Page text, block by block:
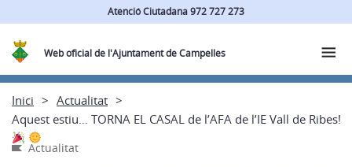
Atenció Ciutadana 972 727 273
Web oficial de l'Ajuntament de Campelles
Inici
Actualitat
Aquest estiu… TORNA EL CASAL de l’AFA de l’IE Vall de Ribes!
Actualitat